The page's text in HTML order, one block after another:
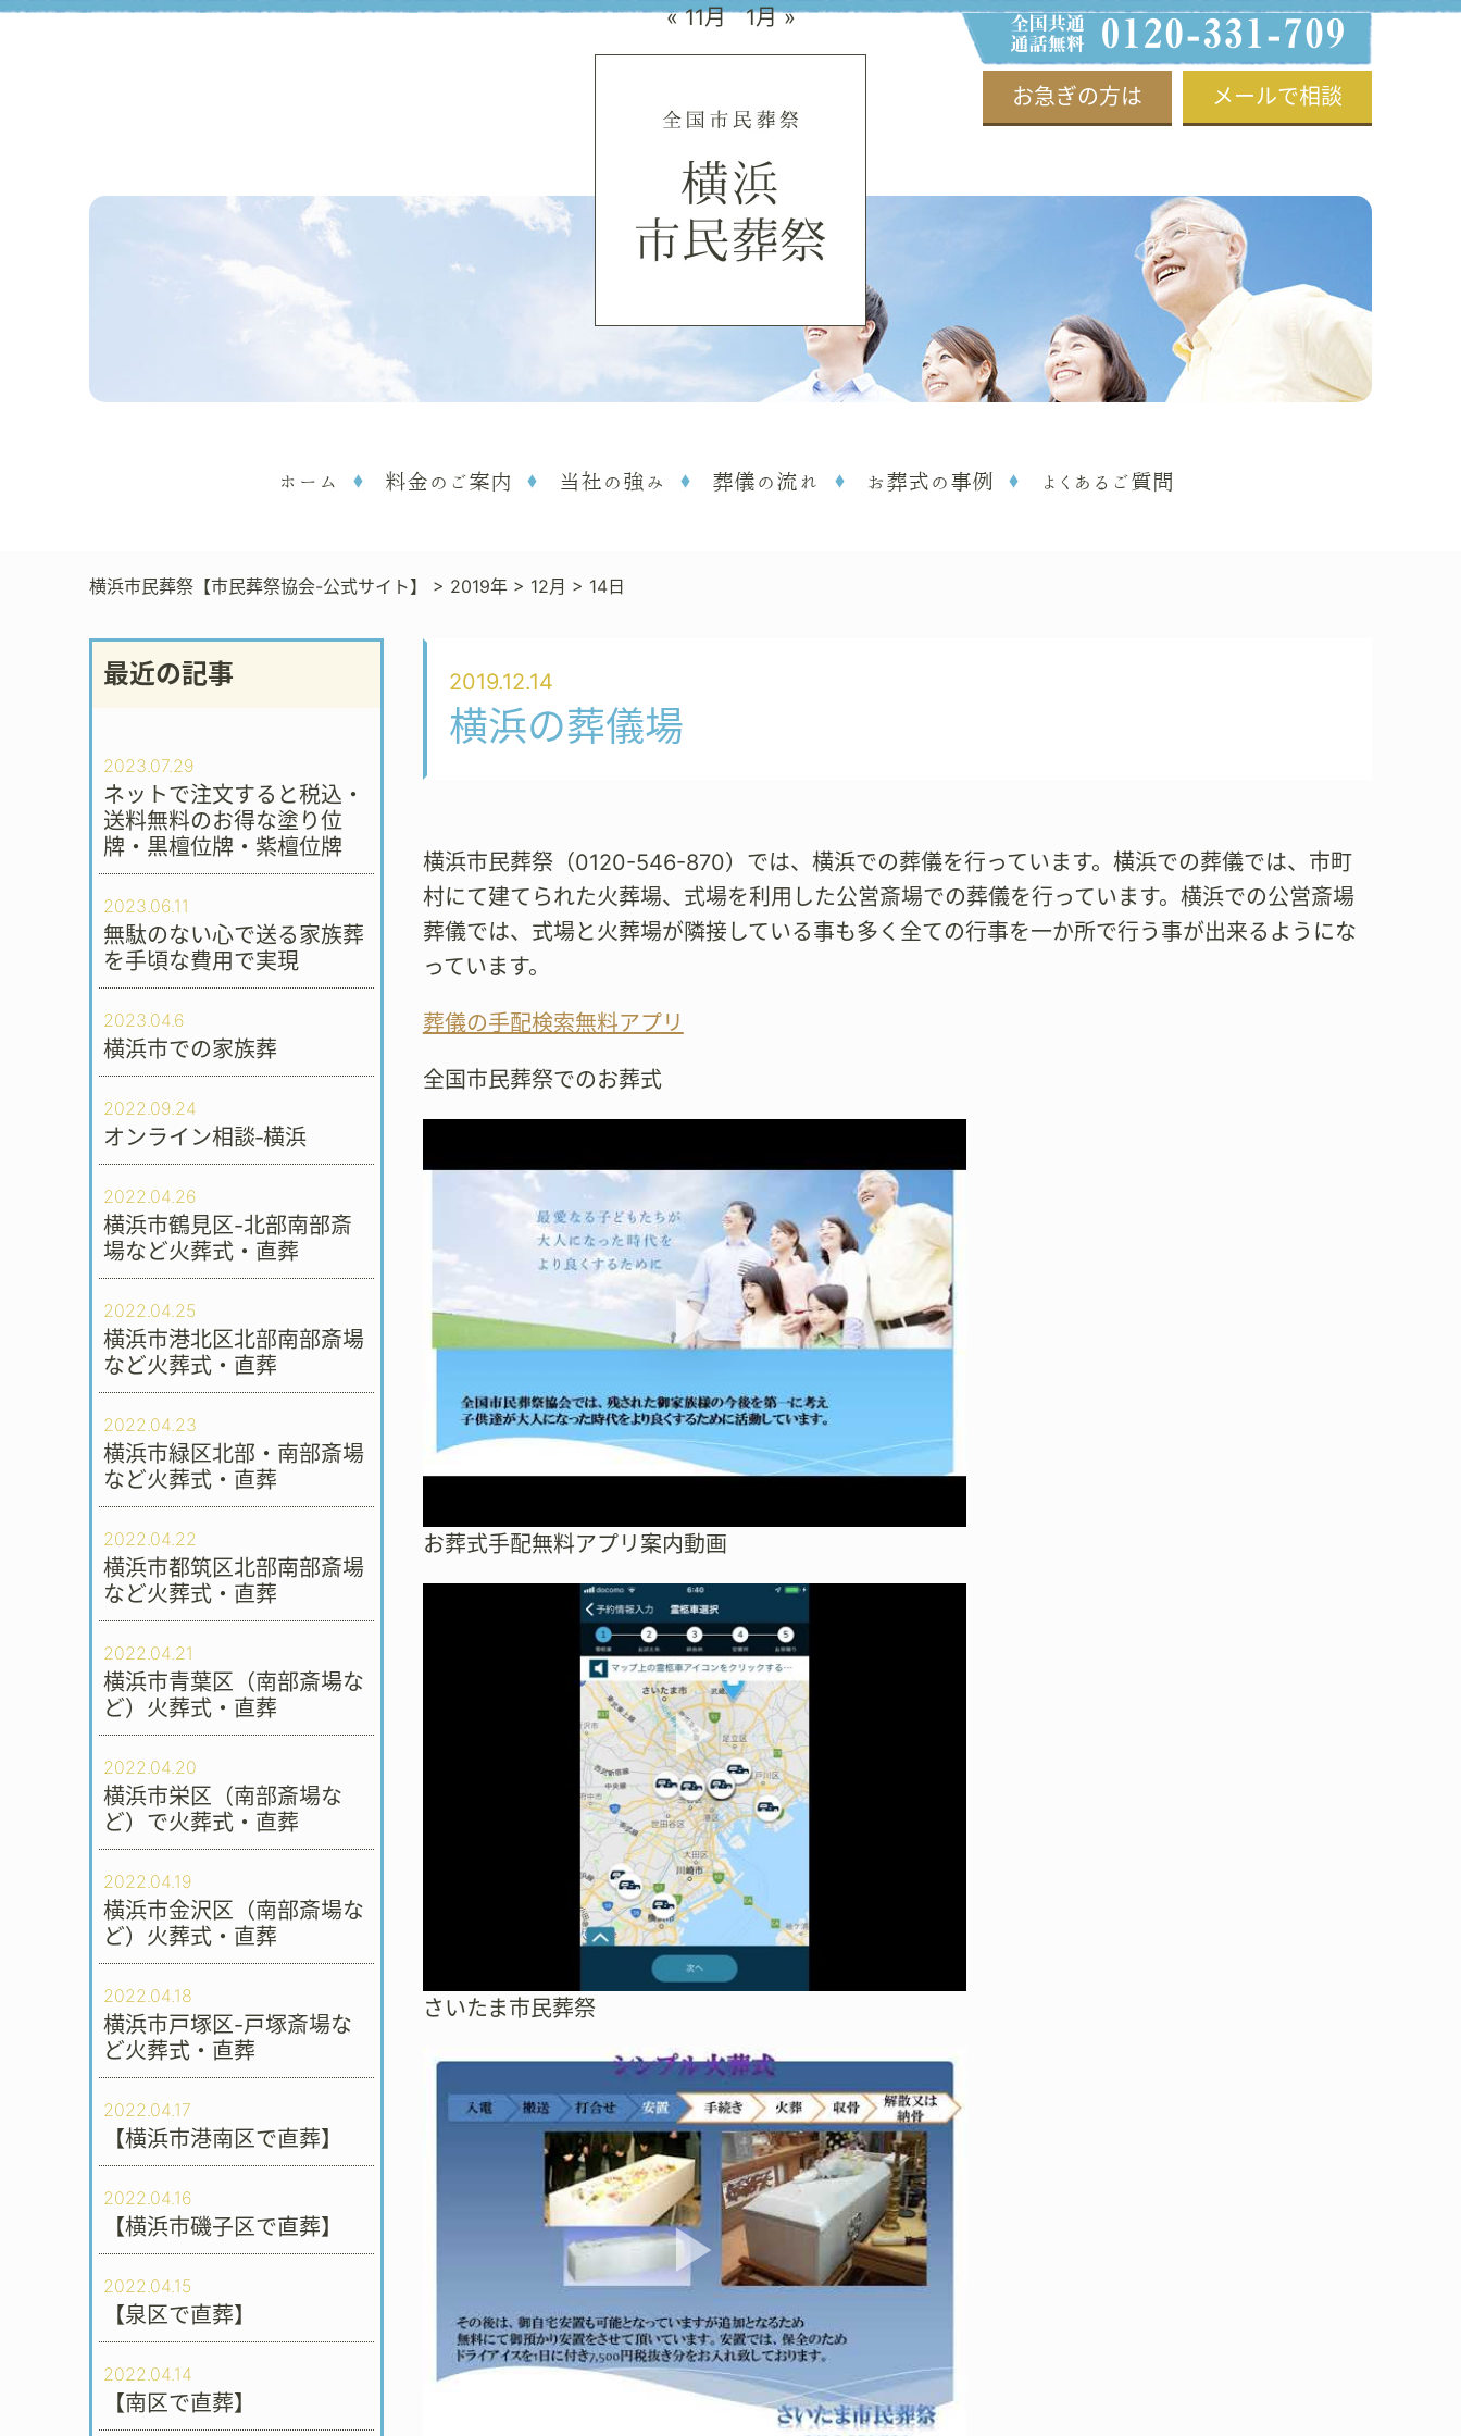
お急ぎの方は メールで相談
ホーム 料金のご案内 当社の強み 葬儀の流れ お葬式の事例 よくあるご質問
横浜市民葬祭【市民葬祭協会-公式サイト】 > 2019年 > 12月 > 14日
最近の記事
2023.07.29
ネットで注文すると税込・
送料無料のお得な塗り位
牌・黒檀位牌・紫檀位牌
2023.06.11
無駄のない心で送る家族葬
を手頃な費用で実現
2023.04.6
横浜市での家族葬
2022.09.24
オンライン相談‐横浜
2022.04.26
横浜市鶴見区-北部南部斎
場など火葬式・直葬
2022.04.25
横浜市港北区北部南部斎場
など火葬式・直葬
2022.04.23
横浜市緑区北部・南部斎場
など火葬式・直葬
2022.04.22
横浜市都筑区北部南部斎場
など火葬式・直葬
2022.04.21
横浜市青葉区（南部斎場な
ど）火葬式・直葬
2022.04.20
横浜市栄区（南部斎場な
ど）で火葬式・直葬
2022.04.19
横浜市金沢区（南部斎場な
ど）火葬式・直葬
2022.04.18
横浜市戸塚区-戸塚斎場な
ど火葬式・直葬
2022.04.17
【横浜市港南区で直葬】
2022.04.16
【横浜市磯子区で直葬】
2022.04.15
【泉区で直葬】
2022.04.14
【南区で直葬】
« 11月 1月 »
2019.12.14
横浜の葬儀場
横浜市民葬祭（0120-546-870）では、横浜での葬儀を行っています。横浜での葬儀では、市町
村にて建てられた火葬場、式場を利用した公営斎場での葬儀を行っています。横浜での公営斎場
葬儀では、式場と火葬場が隣接している事も多く全ての行事を一か所で行う事が出来るようにな
っています。
葬儀の手配検索無料アプリ
全国市民葬祭でのお葬式
お葬式手配無料アプリ案内動画
さいたま市民葬祭